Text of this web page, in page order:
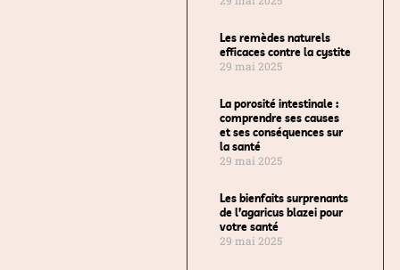
Les remèdes naturels
efficaces contre la cystite
29 mai 2025
La porosité intestinale :
comprendre ses causes
et ses conséquences sur
la santé
29 mai 2025
Les bienfaits surprenants
de l’agaricus blazei pour
votre santé
29 mai 2025